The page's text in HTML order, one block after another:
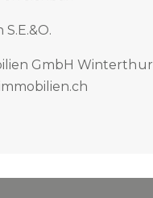
GmbH Winterthur